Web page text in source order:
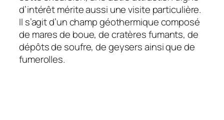
d’intérêt mérite aussi une visite particulière.
Il s’agit d’un champ géothermique composé
de mares de boue, de cratères fumants, de
dépôts de soufre, de geysers ainsi que de
fumerolles.